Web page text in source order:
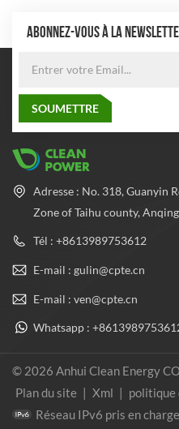
ABONNEZ-VOUS À LA
Adresse : No. 318, Guanyin
Zone of Taihu county,
Tél : +8613989753612
E-mail : gulin@cpte.cn
E-mail : ven@cpte.cn
Whatsapp :
© 2026 Anhui Clean Energy
Plan du site | Xml | politique
Réseau IPv6 pris en charge